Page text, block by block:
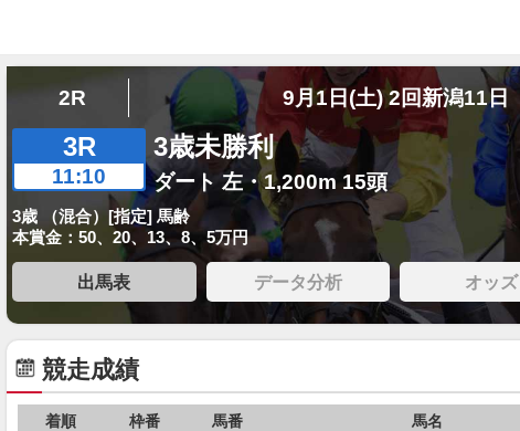
2R 9月1日(土) 2回新潟11日
3R
11:10
3歳未勝利
ダート 左・1,200m 15頭
3歳 （混合）[指定] 馬齢
本賞金：50、20、13、8、5万円
出馬表 データ分析 オッズ
競走成績
着順 枠番 馬番 馬名